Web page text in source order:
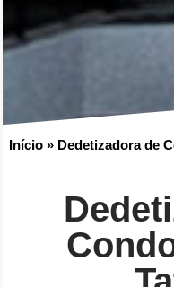
Início » Dedetizadora de